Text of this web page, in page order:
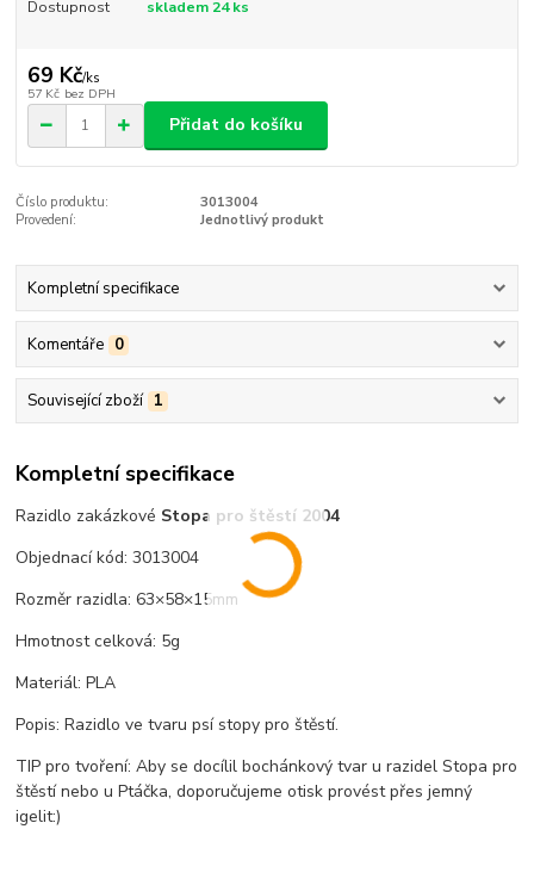
Dostupnost skladem 24 ks
69 Kč/ks
57 Kč bez DPH
Přidat do košíku
Číslo produktu:
3013004
Provedení:
Jednotlivý produkt
Kompletní specifikace
Komentáře 0
Související zboží 1
Kompletní specifikace
Razidlo zakázkové Stopa pro štěstí 2004
Objednací kód: 3013004
Rozměr razidla: 63×58×15mm
Hmotnost celková: 5g
Materiál: PLA
Popis: Razidlo ve tvaru psí stopy pro štěstí.
TIP pro tvoření: Aby se docílil bochánkový tvar u razidel Stopa pro
štěstí nebo u Ptáčka, doporučujeme otisk provést přes jemný
igelit:)